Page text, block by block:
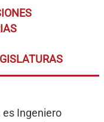
es Ingeniero